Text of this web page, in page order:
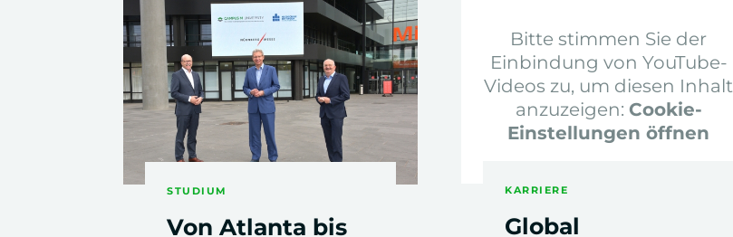
2. - 4. Semester
Cultural Studies
Intercultural Business
STUDIUM
Von Atlanta bis
Bitte stimmen Sie der
Einbindung von YouTube-
Videos zu, um diesen Inhalt
anzuzeigen: Cookie-
Einstellungen öffnen
KARRIERE
Global